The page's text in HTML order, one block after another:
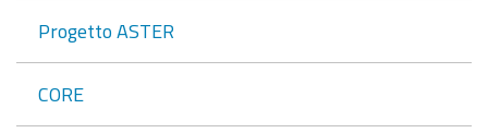
Progetto ASTER
CORE